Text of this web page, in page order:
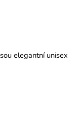
elegantní unisex